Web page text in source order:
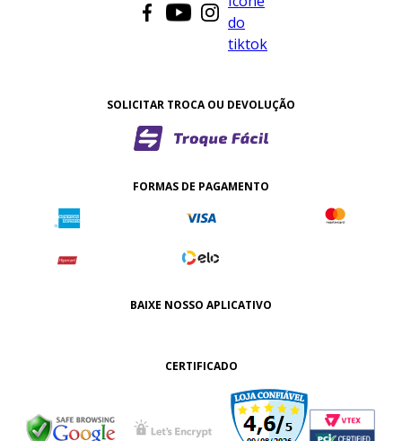
SOLICITAR TROCA OU DEVOLUÇÃO
FORMAS DE PAGAMENTO
BAIXE NOSSO APLICATIVO
CERTIFICADO